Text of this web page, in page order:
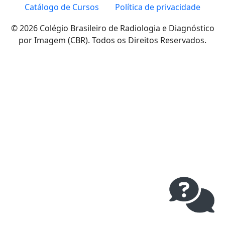
Catálogo de Cursos
Política de privacidade
© 2026 Colégio Brasileiro de Radiologia e Diagnóstico
por Imagem (CBR). Todos os Direitos Reservados.